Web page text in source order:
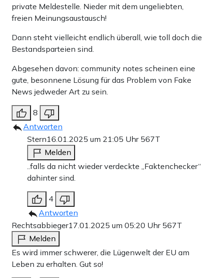
private Meldestelle. Nieder mit dem ungeliebten,
freien Meinungsaustausch!
Dann steht vielleicht endlich überall, wie toll doch die
Bestandsparteien sind.
Abgesehen davon: community notes scheinen eine
gute, besonnene Lösung für das Problem von Fake
News jedweder Art zu sein.
8
Antworten
Stern16.01.2025 um 21:05 Uhr 567T
Melden
..falls da nicht wieder verdeckte „Faktenchecker“
dahinter sind.
4
Antworten
Rechtsabbieger17.01.2025 um 05:20 Uhr 567T
Melden
Es wird immer schwerer, die Lügenwelt der EU am
Leben zu erhalten. Gut so!